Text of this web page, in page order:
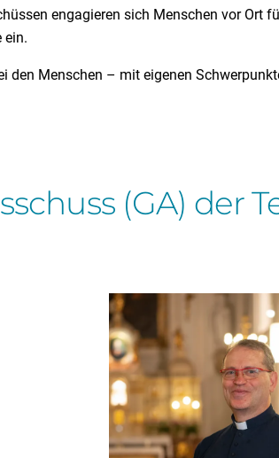
engagieren sich Menschen vor Ort
ein.
den Menschen – mit eigenen
(GA) der